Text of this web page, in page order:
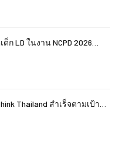
ก LD ในงาน NCPD 2026…
Thailand สำเร็จตามเป้า…